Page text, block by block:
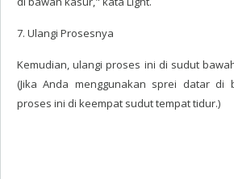
7. Ulangi Prosesnya
Kemudian, ulangi proses ini di sudut
(Jika Anda menggunakan sprei datar di
proses ini di keempat sudut tempat tidur.)